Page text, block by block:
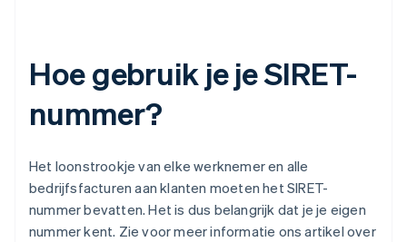
Hoe gebruik je je SIRET-
nummer?
Het loonstrookje van elke werknemer en alle
bedrijfsfacturen aan klanten moeten het SIRET-
nummer bevatten. Het is dus belangrijk dat je je eigen
nummer kent. Zie voor meer informatie ons artikel over